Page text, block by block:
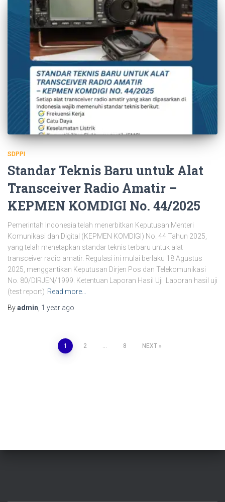
SDPPI
Standar Teknis Baru untuk Alat
Transceiver Radio Amatir –
KEPMEN KOMDIGI No. 44/2025
Pemerintah Indonesia telah menerbitkan Keputusan Menteri
Komunikasi dan Digital (KEPMEN KOMDIGI) No. 44 Tahun 2025,
yang telah menetapkan standar teknis terbaru untuk alat
transceiver radio amatir. Regulasi ini mulai berlaku 18 Agustus
2025, menggantikan Keputusan Dirjen Pos dan Telekomunikasi
No. 80/DIRJEN/1999. Ketentuan Laporan Hasil Uji Laporan hasil uji
(test report) Read more…
Byadmin 1 year ago
1 2 8 NEXT